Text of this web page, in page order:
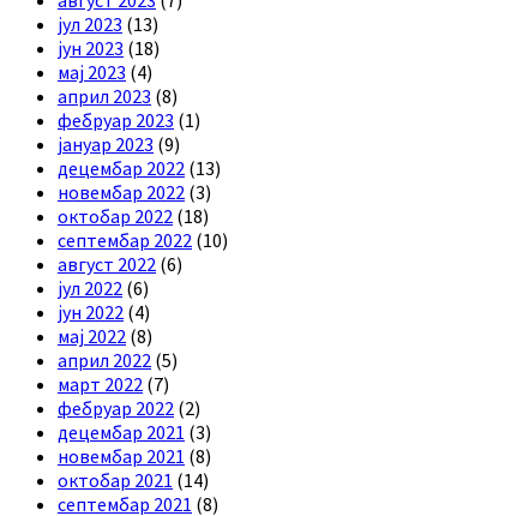
јул 2023 (13)
јун 2023 (18)
мај 2023 (4)
април 2023 (8)
фебруар 2023 (1)
јануар 2023 (9)
децембар 2022 (13)
новембар 2022 (3)
октобар 2022 (18)
септембар 2022 (10)
август 2022 (6)
јул 2022 (6)
јун 2022 (4)
мај 2022 (8)
април 2022 (5)
март 2022 (7)
фебруар 2022 (2)
децембар 2021 (3)
новембар 2021 (8)
октобар 2021 (14)
септембар 2021 (8)